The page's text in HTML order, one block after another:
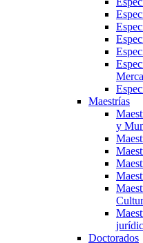
Maestrías
y
Doctorados